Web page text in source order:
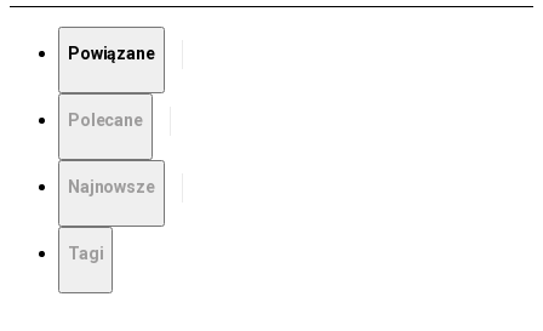
Powiązane
Polecane
Najnowsze
Tagi